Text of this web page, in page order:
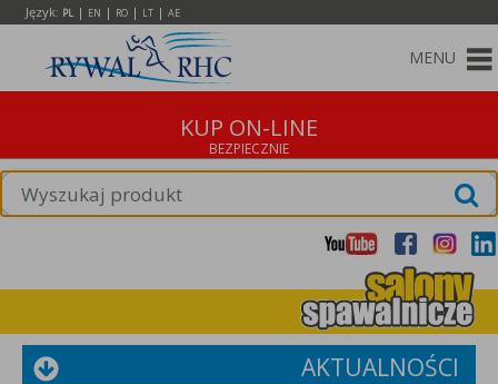
Język: PL | EN | RO | LT | AE
MENU
KUP ON-LINE
AKTUALNOŚCI